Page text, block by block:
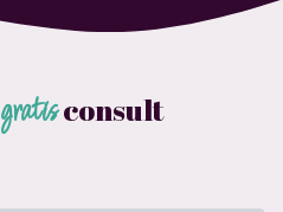
gratisconsult